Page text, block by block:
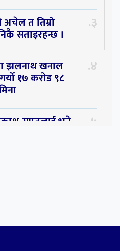
अचेल त तिम्रो
सताइरहन्छ ।
३
झलनाथ खनाल
१७ करोड ९८
४
सपुतलाई भने ५
७